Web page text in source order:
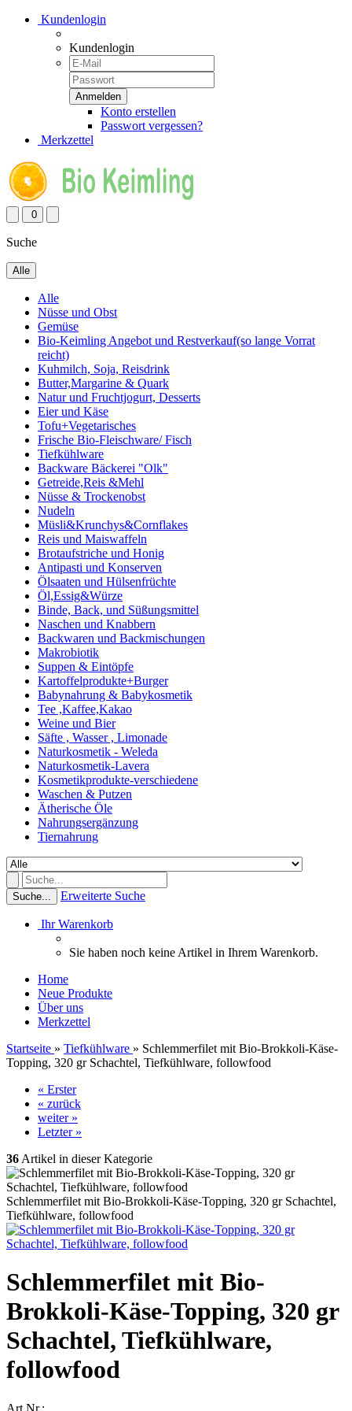
Kundenlogin
Kundenlogin
Konto erstellen
Passwort vergessen?
Merkzettel
0
Suche
Alle
Alle
Nüsse und Obst
Gemüse
Bio-Keimling Angebot und Restverkauf(so lange Vorrat
reicht)
Kuhmilch, Soja, Reisdrink
Butter,Margarine & Quark
Natur und Fruchtjogurt, Desserts
Eier und Käse
Tofu+Vegetarisches
Frische Bio-Fleischware/ Fisch
Tiefkühlware
Backware Bäckerei "Olk"
Getreide,Reis &Mehl
Nüsse & Trockenobst
Nudeln
Müsli&Krunchys&Cornflakes
Reis und Maiswaffeln
Brotaufstriche und Honig
Antipasti und Konserven
Ölsaaten und Hülsenfrüchte
Öl,Essig&Würze
Binde, Back, und Süßungsmittel
Naschen und Knabbern
Backwaren und Backmischungen
Makrobiotik
Suppen & Eintöpfe
Kartoffelprodukte+Burger
Babynahrung & Babykosmetik
Tee ,Kaffee,Kakao
Weine und Bier
Säfte , Wasser , Limonade
Naturkosmetik - Weleda
Naturkosmetik-Lavera
Kosmetikprodukte-verschiedene
Waschen & Putzen
Ätherische Öle
Nahrungsergänzung
Tiernahrung
Suche... Erweiterte Suche
Ihr Warenkorb
Sie haben noch keine Artikel in Ihrem Warenkorb.
Home
Neue Produkte
Über uns
Merkzettel
Startseite » Tiefkühlware » Schlemmerfilet mit Bio-Brokkoli-Käse-
Topping, 320 gr Schachtel, Tiefkühlware, followfood
« Erster
« zurück
weiter »
Letzter »
36 Artikel in dieser Kategorie
Schlemmerfilet mit Bio-Brokkoli-Käse-Topping, 320 gr Schachtel,
Tiefkühlware, followfood
Schlemmerfilet mit Bio-
Brokkoli-Käse-Topping, 320 gr
Schachtel, Tiefkühlware,
followfood
Art.Nr.: